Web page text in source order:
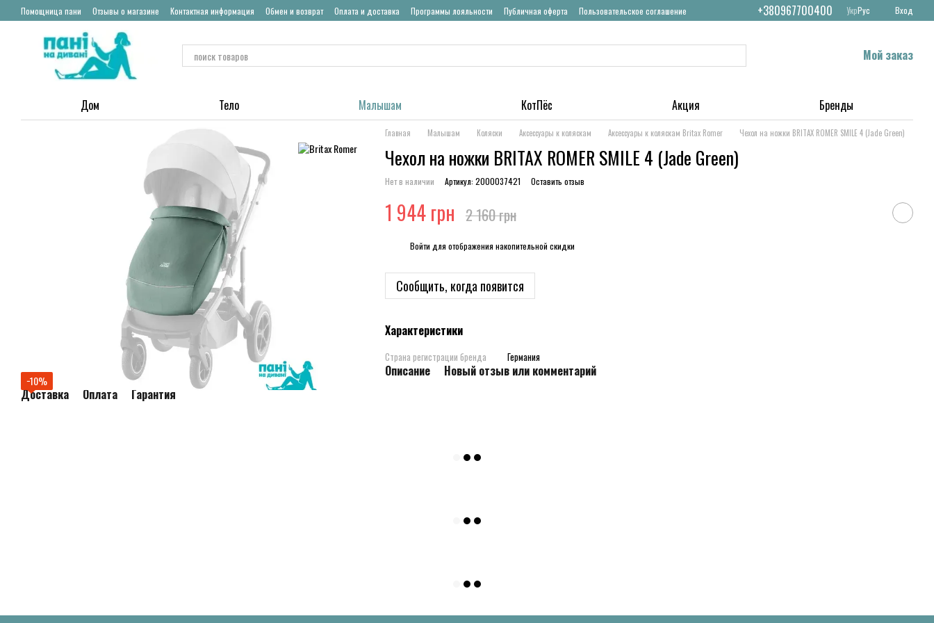
Перейти к основному контенту
Помощница пани Отзывы о магазине Контактная информация Обмен и возврат Оплата и доставка Программы лояльности Публичная оферта Пользовательское соглашение +380967700400 УкрРус Вход
Мой заказ
Дом Тело Малышам КотПёс Акция Бренды
−10%
Доставка Оплата Гарантия
Главная Малышам Коляски Аксессуары к коляскам Аксессуары к коляскам Britax Romer Чехол на ножки BRITAX ROMER SMILE 4 (Jade Green)
Чехол на ножки BRITAX ROMER SMILE 4 (Jade Green)
Нет в наличии Артикул: 2000037421 Оставить отзыв
1 944 грн 2 160 грн
Войти для отображения накопительной скидки
Сообщить, когда появится
Характеристики
Страна регистрации бренда Германия
Описание Новый отзыв или комментарий